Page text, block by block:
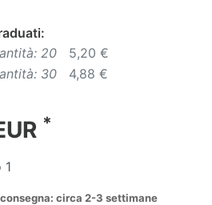
20
5,20 €
30
4,88 €
*
1
circa 2-3 settimane